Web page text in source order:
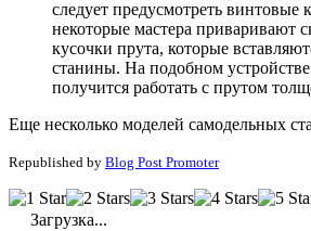
следует предусмотреть винтовые
некоторые мастера приваривают
кусочки прута, которые
станины. На подобном
получится работать с прутом
Еще несколько моделей самодельных
Republished by Blog Post Promoter
Загрузка...